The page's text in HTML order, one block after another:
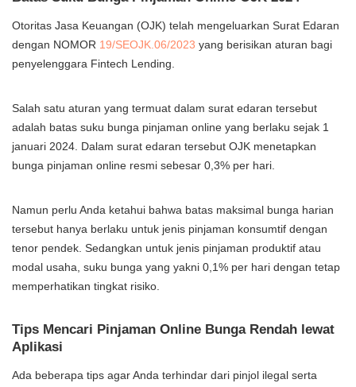
Otoritas Jasa Keuangan (OJK) telah mengeluarkan Surat Edaran
dengan NOMOR 19/SEOJK.06/2023 yang berisikan aturan bagi
penyelenggara Fintech Lending.
Salah satu aturan yang termuat dalam surat edaran tersebut
adalah batas suku bunga pinjaman online yang berlaku sejak 1
januari 2024. Dalam surat edaran tersebut OJK menetapkan
bunga pinjaman online resmi sebesar 0,3% per hari.
Namun perlu Anda ketahui bahwa batas maksimal bunga harian
tersebut hanya berlaku untuk jenis pinjaman konsumtif dengan
tenor pendek. Sedangkan untuk jenis pinjaman produktif atau
modal usaha, suku bunga yang yakni 0,1% per hari dengan tetap
memperhatikan tingkat risiko.
Tips Mencari Pinjaman Online Bunga Rendah lewat
Aplikasi
Ada beberapa tips agar Anda terhindar dari pinjol ilegal serta